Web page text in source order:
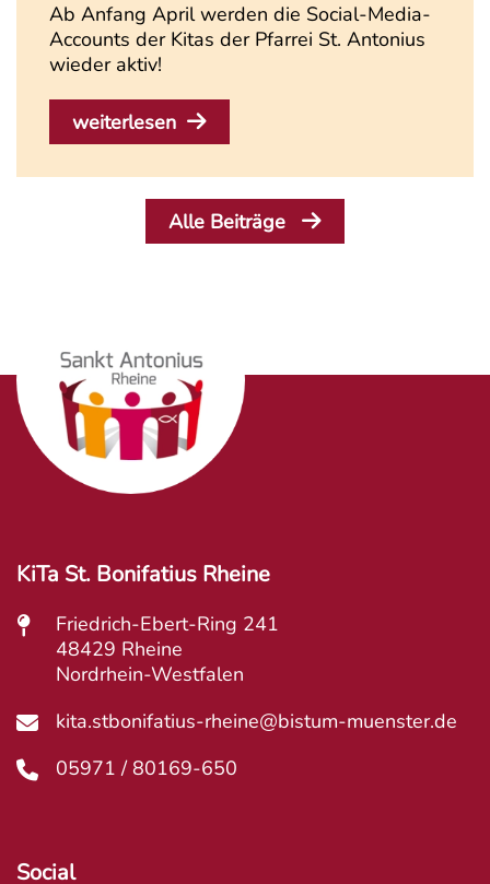
Ab Anfang April werden die Social-Media-
Accounts der Kitas der Pfarrei St. Antonius
wieder aktiv!
weiterlesen
Alle Beiträge
KiTa St. Bonifatius Rheine
Friedrich-Ebert-Ring 241
48429 Rheine
Nordrhein-Westfalen
kita.stbonifatius-rheine@bistum-muenster.de
05971 / 80169-650
Social